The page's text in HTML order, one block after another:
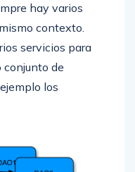
hay varios
contexto.
servicios para
de
los